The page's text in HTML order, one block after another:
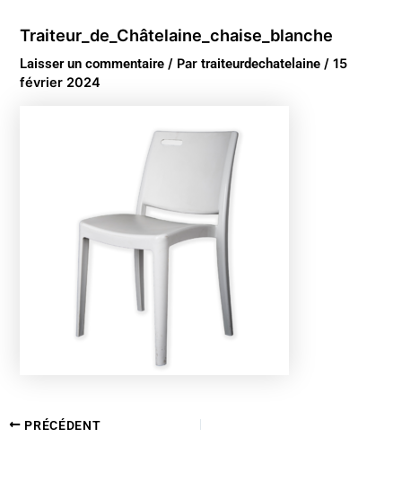
Traiteur_de_Châtelaine_chaise_blanche
Laisser un commentaire / Partraiteurdechatelaine/15
février 2024
PRÉCÉDENT